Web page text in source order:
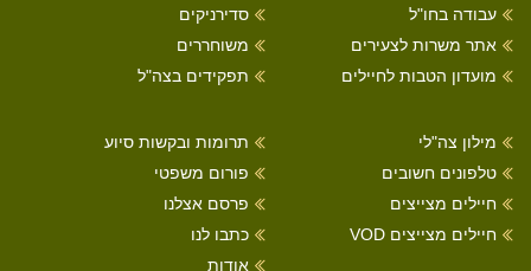
עבודה בחו"ל
אתר משרות לצעירים
מועדון הטבות לחיילים
סדירניקים
משוחררים
תפקידים בצה"ל
מילון צה"לי
טלפונים חשובים
חיילים מצייצים
חיילים מצייצים VOD
תרומות ובקשות סיוע
פורום משפטי
פרסם אצלנו
כתבו לנו
אודות